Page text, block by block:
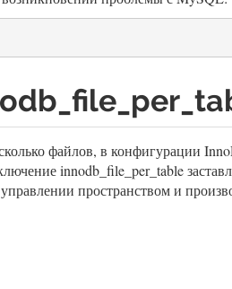
файлов, в конфигурации
innodb_file_per_table
пространством и